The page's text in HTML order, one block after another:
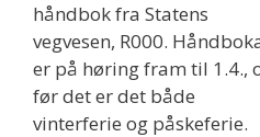
håndbok fra Statens
vegvesen, R000.
er på høring fram til 1.4.,
før det er det både
vinterferie og påskeferie.